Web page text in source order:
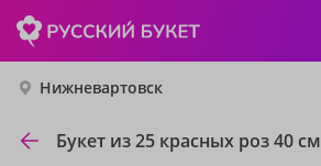
Нижневартовск
Букет из 25 красных роз 40 см